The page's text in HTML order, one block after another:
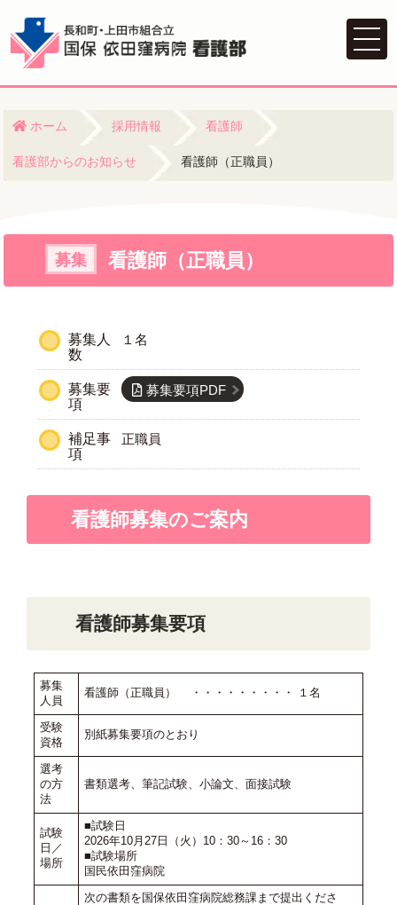
ホーム 採用情報 看護師
看護部からのお知らせ 看護師（正職員）
募集 看護師（正職員）
募集人
数
１名
募集要
項
募集要項PDF
補足事
項
正職員
看護師募集のご案内
看護師募集要項
募集
人員
看護師（正職員） ・・・・・・・・・ １名
受験
資格
別紙募集要項のとおり
選考
の方
法
書類選考、筆記試験、小論文、面接試験
試験
日／
場所
■試験日
2026年10月27日（火）10：30～16：30
■試験場所
国民依田窪病院
次の書類を国保依田窪病院総務課まで提出くださ